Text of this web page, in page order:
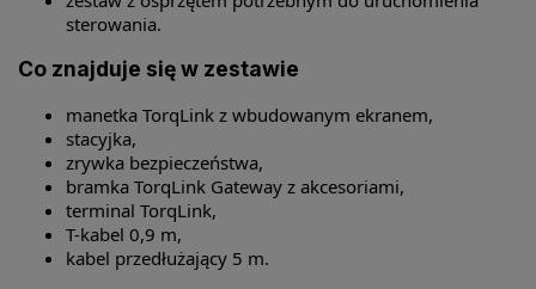
sterowania.
Co znajduje się w zestawie
manetka TorqLink z wbudowanym ekranem,
stacyjka,
zrywka bezpieczeństwa,
bramka TorqLink Gateway z akcesoriami,
terminal TorqLink,
T-kabel 0,9 m,
kabel przedłużający 5 m.